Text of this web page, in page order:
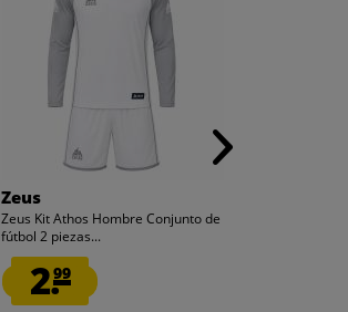
Zeus
Zeus Kit Athos Hombre Conjunto de
fútbol 2 piezas...
2.99